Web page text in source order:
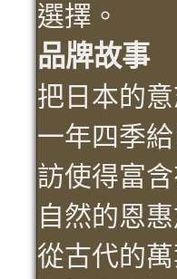
選擇。
品牌故事
把日本的
一年四季
訪使得富
自然的恩
從古代的